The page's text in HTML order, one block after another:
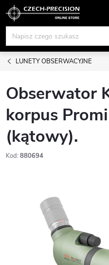
Przejść
treści
LUNETY OBSERWACYJNE
Obserwator
korpus
(kątowy).
Kod: 880694